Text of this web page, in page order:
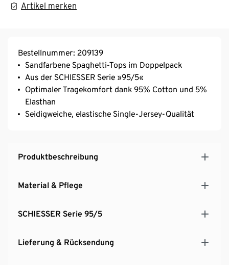
Artikel merken
Bestellnummer: 209139
Sandfarbene Spaghetti-Tops im Doppelpack
Aus der SCHIESSER Serie »95/5«
Optimaler Tragekomfort dank 95% Cotton und 5%
Elasthan
Seidigweiche, elastische Single-Jersey-Qualität
Produktbeschreibung
Material & Pflege
SCHIESSER Serie 95/5
Lieferung & Rücksendung